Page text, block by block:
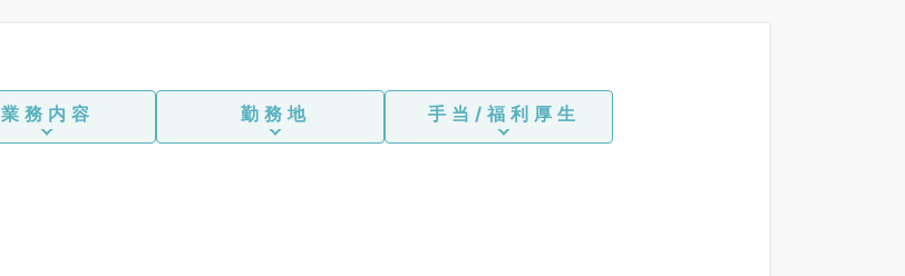
業務内容 勤務地 手当/福利厚生